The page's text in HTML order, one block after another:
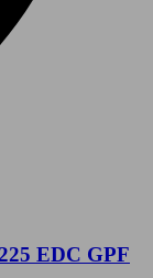
EDC GPF